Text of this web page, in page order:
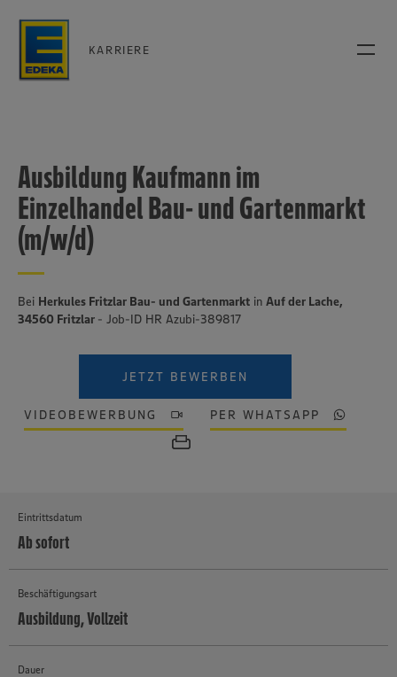
KARRIERE
Ausbildung Kaufmann im
Einzelhandel Bau- und Gartenmarkt
(m/w/d)
Bei Herkules Fritzlar Bau- und Gartenmarkt in Auf der Lache,
34560 Fritzlar - Job-ID HR Azubi-389817
JETZT BEWERBEN
VIDEOBEWERBUNG PER WHATSAPP
Eintrittsdatum
Ab sofort
Beschäftigungsart
Ausbildung, Vollzeit
Dauer